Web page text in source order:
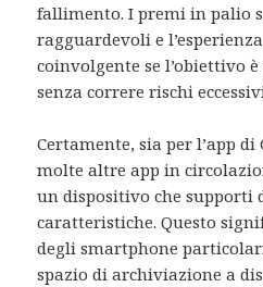
fallimento. I premi in palio
ragguardevoli e
coinvolgente se l’obiettivo
senza correre rischi
Certamente, sia per l’app di
molte altre app in
un dispositivo che supporti
caratteristiche. Questo
degli smartphone
spazio di archiviazione a